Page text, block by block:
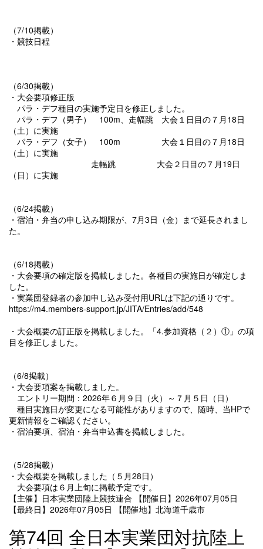
（7/10掲載）
・競技日程
（6/30掲載）
・大会要項修正版
パラ・デフ種目の実施予定日を修正しました。
パラ・デフ（男子） 100m、走幅跳 大会１日目の７月18日
（土）に実施
パラ・デフ（女子） 100m 大会１日目の７月18日
（土）に実施
走幅跳 大会２日目の７月19日
（日）に実施
（6/24掲載）
・宿泊・弁当の申し込み期限が、7月3日（金）まで延長されまし
た。
（6/18掲載）
・大会要項の確定版を掲載しました。各種目の実施日が確定しま
した。
・実業団登録者の参加申し込み受付用URLは下記の通りです。
https://m4.members-support.jp/JITA/Entries/add/548
・大会概要の訂正版を掲載しました。「4.参加資格（２）①」の項
目を修正しました。
（6/8掲載）
・大会要項案を掲載しました。
エントリー期間：2026年６月９日（火）～７月５日（日）
種目実施日が変更になる可能性がありますので、随時、当HPで
更新情報をご確認ください。
・宿泊要項、宿泊・弁当申込書を掲載しました。
（5/28掲載）
・大会概要を掲載しました（５月28日）
大会要項は６月上旬に掲載予定です。
【主催】日本実業団陸上競技連合
【開催日】2026年07月05日
【最終日】2026年07月05日
【開催地】北海道千歳市
第74回 全日本実業団対抗陸上